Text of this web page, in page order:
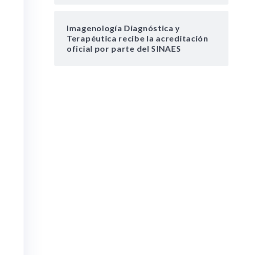
Imagenología Diagnóstica y
Terapéutica recibe la acreditación
oficial por parte del SINAES